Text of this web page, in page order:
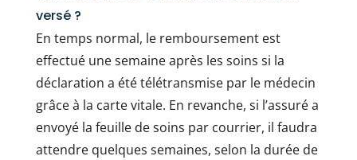
versé ?
En temps normal, le remboursement est
effectué une semaine après les soins si la
déclaration a été télétransmise par le médecin
grâce à la carte vitale. En revanche, si l’assuré a
envoyé la feuille de soins par courrier, il faudra
attendre quelques semaines, selon la durée de